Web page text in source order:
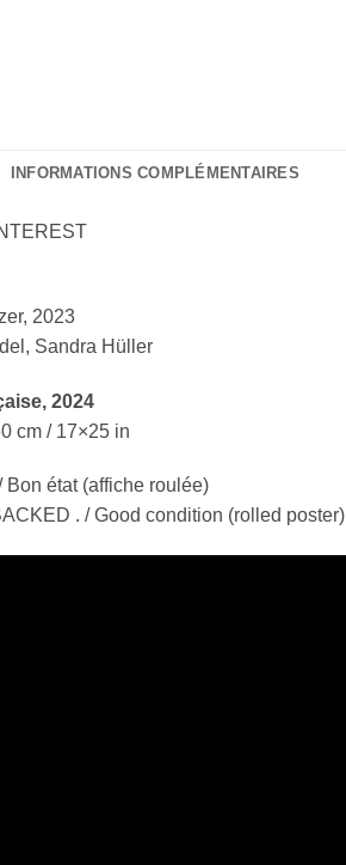
INFORMATIONS COMPLÉMENTAIRES
2023
Sandra Hüller
2024
cm / 17×25 in
Bon état (affiche roulée)
. / Good condition (rolled poster)